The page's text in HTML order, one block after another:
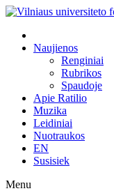
Naujienos
Renginiai
Rubrikos
Spaudoje
Apie Ratilio
Muzika
Leidiniai
Nuotraukos
EN
Susisiek
Menu